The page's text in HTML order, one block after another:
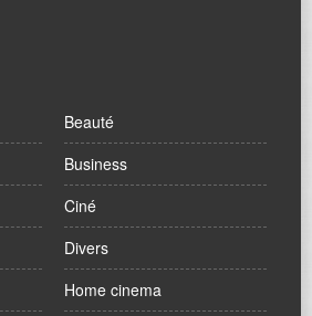
Beauté
Business
Ciné
Divers
Home cinema